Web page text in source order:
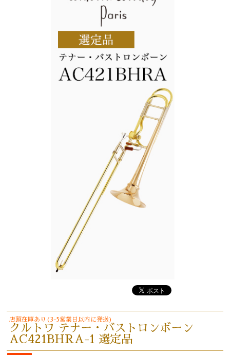
店頭在庫あり(3-5営業日以内に発送)
クルトワ テナー・バストロンボーン
AC421BHRA-1 選定品